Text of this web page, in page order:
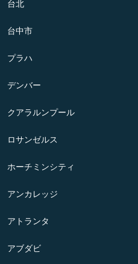
台北
台中市
プラハ
デンバー
クアラルンプール
ロサンゼルス
ホーチミンシティ
アンカレッジ
アトランタ
アブダビ